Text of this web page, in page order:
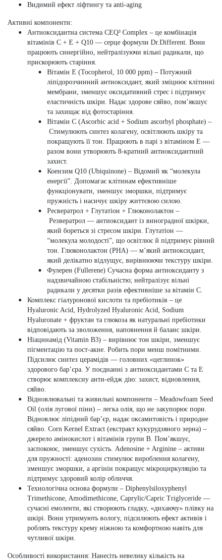
Видимий ефект ліфтингу та anti-aging
Активні компоненти:
Антиоксидантна система CEQ³ Complex – це комбінація
вітамінів C + E + Q10 — серце формули Dr.Different. Вони
працюють синергійно, нейтралізуючи вільні радикали, що
прискорюють старіння.
Вітамін E (Tocopherol, 10 000 ppm) – Потужний
ліпідорозчинний антиоксидант, який зміцнює клітинні
мембрани, зменшує оксидативний стрес і підтримує
еластичність шкіри. Надає здорове сяйво, пом’якшує
та захищає від фотостаріння.
Вітамін C (Ascorbic acid + Sodium ascorbyl phosphate) –
Стимулюють синтез колагену, освітлюють шкіру та
покращують її тон. Працюють в парі з вітаміном Е —
разом вони утворюють 8-кратний антиоксидантний
захист.
Коензим Q10 (Ubiquinone) – Відомий як “молекула
енергії”. Допомагає клітинам ефективніше
функціонувати, зменшує зморшки, підтримує
пружність і насичує шкіру життєвою силою.
Ресвератрол + Глутатіон + Глюконолактон –
Резвератрол — антиоксидант із виноградної шкірки,
який бореться зі стресом шкіри. Глутатіон —
“молекула молодості”, що освітлює й підтримує рівний
тон. Глюконолактон (PHA) — м’який антиоксидант,
який делікатно відлущує, вирівнюючи текстуру шкіри.
Фулерен (Fullerene) Сучасна форма антиоксиданту з
надзвичайною стабільністю; нейтралізує вільні
радикали у десятки разів ефективніше за вітамін C.
Комплекс гіалуронової кислоти та пребіотиків – це
Hyaluronic Acid, Hydrolyzed Hyaluronic Acid, Sodium
Hyaluronate + фруктан та глюкоза як натуральні пребіотики
відповідають за зволоження, наповнення й баланс шкіри.
Ніацинамід (Vitamin B3) – вирівнює тон шкіри, зменшує
пігментацію та пост-акне. Робить пори менш помітними.
Підсилює синтез церамідів — головних «цеглинок»
здорового бар’єра. У поєднанні з антиоксидантами C та E
створює комплексну анти-ейдж дію: захист, відновлення,
сяйво.
Відновлювальні та живильні компоненти – Meadowfoam Seed
Oil (олія лугової піни) – легка олія, що не закупорює пори.
Відновлює ліпідний бар’єр, надає оксамитовість і природне
сяйво. Corn Kernel Extract (екстракт кукурудзяного зерна) –
джерело амінокислот і вітамінів групи B. Пом’якшує,
заспокоює, зменшує сухість. Adenosine + Arginine – активи
для пружності: аденозин стимулює вироблення колагену,
зменшує зморшки, а аргінін покращує мікроциркуляцію та
підтримує здоровий колір обличчя.
Технологічна основа формули – Diphenylsiloxyphenyl
Trimethicone, Amodimethicone, Caprylic/Capric Triglyceride —
сучасні емоленти, які створюють гладку, «дихаючу» плівку на
шкірі. Вони утримують вологу, підсилюють ефект активів і
роблять текстуру крему ніжною та комфортною навіть для
чутливої шкіри.
Особливості використання: Нанесіть невелику кількість на